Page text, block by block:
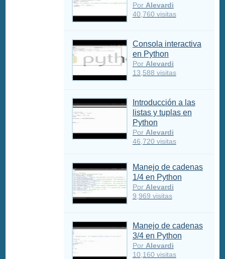
Por Alevardi
40,760 visitas
Consola interactiva
en Python
Por Alevardi
13,588 visitas
Introducción a las
listas y tuplas en
Python
Por Alevardi
46,720 visitas
Manejo de cadenas
1/4 en Python
Por Alevardi
9,969 visitas
Manejo de cadenas
3/4 en Python
Por Alevardi
10,160 visitas